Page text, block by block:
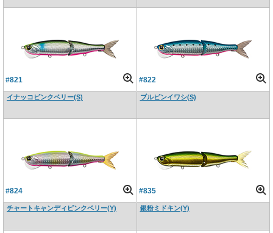
#821
イナッコピンクベリー(S)
#822
ブルピンイワシ(S)
#824
チャートキャンディピンクベリー(Y)
#835
銀粉ミドキン(Y)